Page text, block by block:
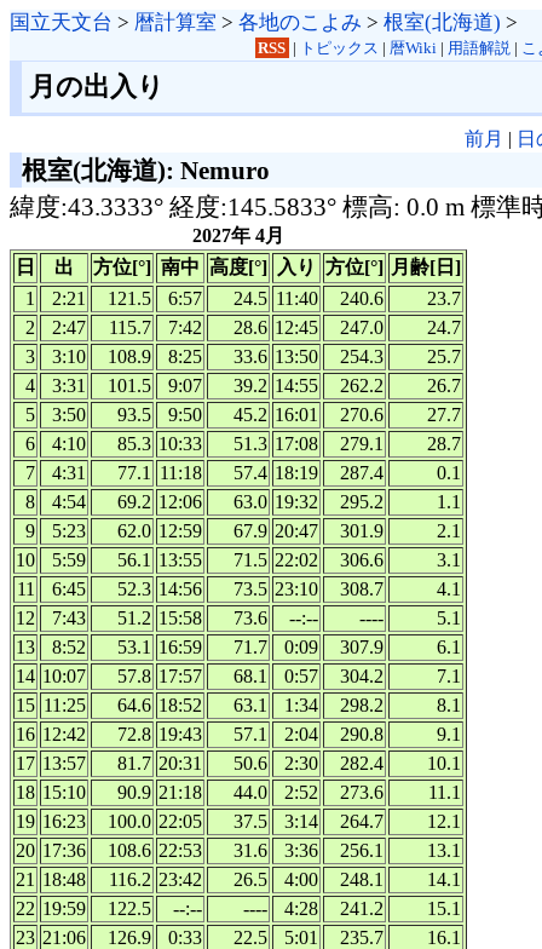
国立天文台 > 暦計算室 > 各地のこよみ > 根室(北海道) >
RSS | トピックス | 暦Wiki| 用語解説| こ
月の出入り
前月 |
根室(北海道): Nemuro
緯度:43.3333° 経度:145.5833° 標高: 0.0 m 標準
2027年 4月
日
出 方位[°] 南中 高度[°] 入り 方位[°] 月齢[日]
1
2:21 121.5 6:57 24.5 11:40 240.6
23.7
2
2:47 115.7 7:42 28.6 12:45 247.0
24.7
3
3:10 108.9 8:25 33.6 13:50 254.3
25.7
4
3:31 101.5 9:07 39.2 14:55 262.2
26.7
5
3:50 93.5 9:50 45.2 16:01 270.6
27.7
6
4:10 85.3 10:33 51.3 17:08 279.1
28.7
7
4:31 77.1 11:18 57.4 18:19 287.4
0.1
8
4:54 69.2 12:06 63.0 19:32 295.2
1.1
9
5:23 62.0 12:59 67.9 20:47 301.9
2.1
10
5:59 56.1 13:55 71.5 22:02 306.6
3.1
11
6:45 52.3 14:56 73.5 23:10 308.7
4.1
12
7:43 51.2 15:58 73.6 --:-- ----
5.1
13
8:52 53.1 16:59 71.7 0:09 307.9
6.1
14 10:07 57.8 17:57 68.1 0:57 304.2
7.1
15 11:25 64.6 18:52 63.1 1:34 298.2
8.1
16 12:42 72.8 19:43 57.1 2:04 290.8
9.1
17 13:57 81.7 20:31 50.6 2:30 282.4
10.1
18 15:10 90.9 21:18 44.0 2:52 273.6
11.1
19 16:23 100.0 22:05 37.5 3:14 264.7
12.1
20 17:36 108.6 22:53 31.6 3:36 256.1
13.1
21 18:48 116.2 23:42 26.5 4:00 248.1
14.1
22 19:59 122.5 --:-- ---- 4:28 241.2
15.1
23 21:06 126.9 0:33 22.5 5:01 235.7
16.1